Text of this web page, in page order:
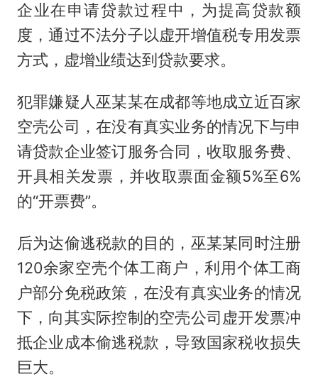
企业在申请贷款过程中，为提高贷款额
度，通过不法分子以虚开增值税专用发票
方式，虚增业绩达到贷款要求。
犯罪嫌疑人巫某某在成都等地成立近百家
空壳公司，在没有真实业务的情况下与申
请贷款企业签订服务合同，收取服务费、
开具相关发票，并收取票面金额5%至6%
的“开票费”。
后为达偷逃税款的目的，巫某某同时注册
120余家空壳个体工商户，利用个体工商
户部分免税政策，在没有真实业务的情况
下，向其实际控制的空壳公司虚开发票冲
抵企业成本偷逃税款，导致国家税收损失
巨大。